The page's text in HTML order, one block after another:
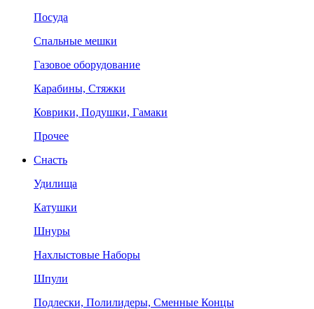
Посуда
Спальные мешки
Газовое оборудование
Карабины, Стяжки
Коврики, Подушки, Гамаки
Прочее
Снасть
Удилища
Катушки
Шнуры
Нахлыстовые Наборы
Шпули
Подлески, Полилидеры, Сменные Концы